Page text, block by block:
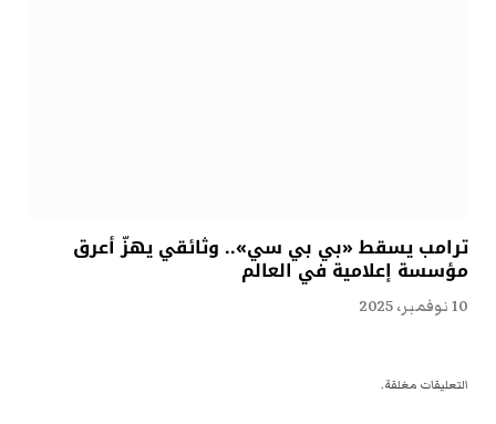
ترامب يسقط «بي بي سي».. وثائقي يهزّ أعرق
مؤسسة إعلامية في العالم
10 نوفمبر، 2025
التعليقات مغلقة.